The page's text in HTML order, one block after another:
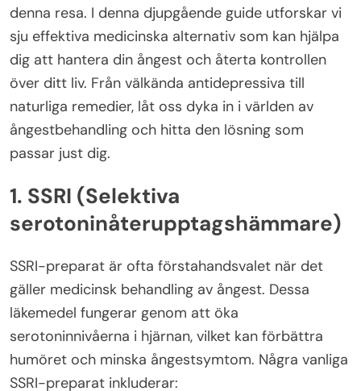
denna resa. I denna djupgående guide utforskar vi
sju effektiva medicinska alternativ som kan hjälpa
dig att hantera din ångest och återta kontrollen
över ditt liv. Från välkända antidepressiva till
naturliga remedier, låt oss dyka in i världen av
ångestbehandling och hitta den lösning som
passar just dig.
1. SSRI (Selektiva
serotoninåterupptagshämmare)
SSRI-preparat är ofta förstahandsvalet när det
gäller medicinsk behandling av ångest. Dessa
läkemedel fungerar genom att öka
serotoninnivåerna i hjärnan, vilket kan förbättra
humöret och minska ångestsymtom. Några vanliga
SSRI-preparat inkluderar: